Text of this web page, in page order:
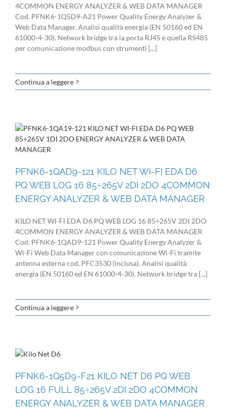
4COMMON ENERGY ANALYZER & WEB DATA MANAGER
Cod. PFNK6-1Q5D9-A21 Power Quality Energy Analyzer &
Web Data Manager. Analisi qualità energia (EN 50160 ed EN
61000-4-30). Network bridge tra la porta RJ45 e quella RS485
per comunicazione modbus con strumenti [...]
Continua a leggere
PFNK6-1QAD9-121 KILO NET WI-FI EDA D6
PQ WEB LOG 16 85÷265V 2DI 2DO 4COMMON
ENERGY ANALYZER & WEB DATA MANAGER
KILO NET WI-FI EDA D6 PQ WEB LOG 16 85÷265V 2DI 2DO
4COMMON ENERGY ANALYZER & WEB DATA MANAGER
Cod. PFNK6-1QAD9-121 Power Quality Energy Analyzer &
Wi-Fi Web Data Manager con comunicazione Wi-Fi tramite
antenna esterna cod. PFC3530 (inclusa). Analisi qualità
energia (EN 50160 ed EN 61000-4-30). Network bridge tra [...]
Continua a leggere
PFNK6-1Q5D9-F21 KILO NET D6 PQ WEB
LOG 16 FULL 85÷265V 2DI 2DO 4COMMON
ENERGY ANALYZER & WEB DATA MANAGER